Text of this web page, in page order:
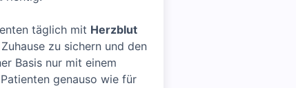
täglich mit Herzblut
zu sichern und den
Basis nur mit einem
genauso wie für